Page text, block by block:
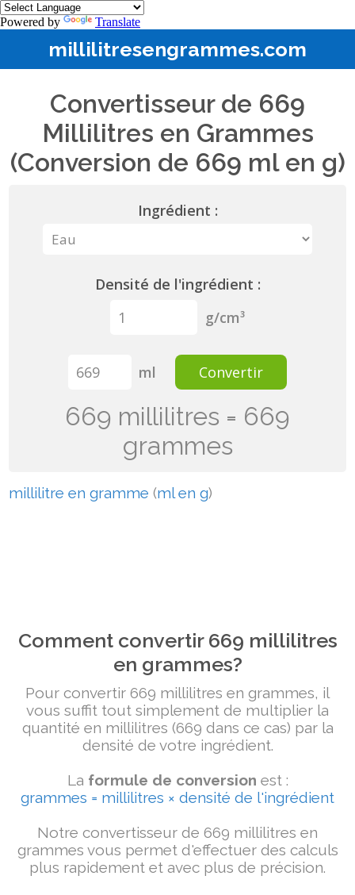
Powered by Translate
millilitresengrammes.com
Convertisseur de 669
Millilitres en Grammes
(Conversion de 669 ml en g)
Ingrédient :
Densité de l'ingrédient :
g/cm³
ml Convertir
669 millilitres = 669
grammes
millilitre en gramme (ml en g)
Comment convertir 669 millilitres
en grammes?
Pour convertir 669 millilitres en grammes, il
vous suffit tout simplement de multiplier la
quantité en millilitres (669 dans ce cas) par la
densité de votre ingrédient.
La formule de conversion est :
grammes = millilitres × densité de l'ingrédient
Notre convertisseur de 669 millilitres en
grammes vous permet d'effectuer des calculs
plus rapidement et avec plus de précision.